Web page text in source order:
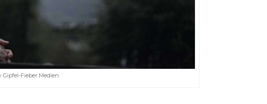
Gipfel-Fieber Medien